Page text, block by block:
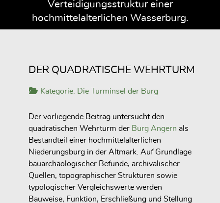
Verteidigungsstruktur einer
hochmittelalterlichen Wasserburg.
DER QUADRATISCHE WEHRTURM
Kategorie: Die Turminsel der Burg
Der vorliegende Beitrag untersucht den
quadratischen Wehrturm der Burg Angern als
Bestandteil einer hochmittelalterlichen
Niederungsburg in der Altmark. Auf Grundlage
bauarchäologischer Befunde, archivalischer
Quellen, topographischer Strukturen sowie
typologischer Vergleichswerte werden
Bauweise, Funktion, Erschließung und Stellung